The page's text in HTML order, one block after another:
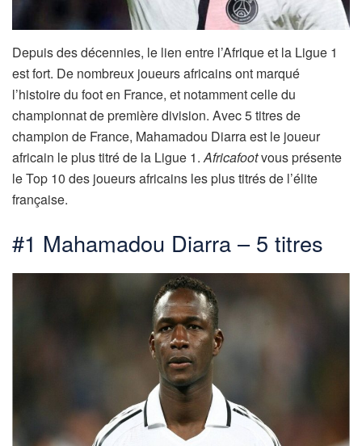
Depuis des décennies, le lien entre l’Afrique et la Ligue 1
est fort. De nombreux joueurs africains ont marqué
l’histoire du foot en France, et notamment celle du
championnat de première division. Avec 5 titres de
champion de France, Mahamadou Diarra est le joueur
africain le plus titré de la Ligue 1.Africafootvous présente
le Top 10 des joueurs africains les plus titrés de l’élite
française.
#1 Mahamadou Diarra – 5 titres